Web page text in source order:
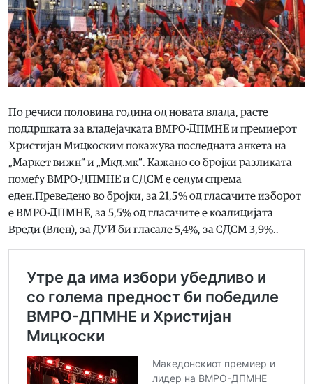
По речиси половина година од новата влада, расте
поддршката за владејачката ВМРО-ДПМНЕ и премиерот
Христијан Мицкоским покажува последната анкета на
„Маркет вижн“ и „Мкд.мк“. Кажано со бројки разликата
помеѓу ВМРО-ДПМНЕ и СДСМ е седум спрема
еден.Преведено во бројки, за 21,5 % од гласачите изборот
е ВМРО-ДПМНЕ, за 5,5% од гласачите е коалицијата
Вреди (Влен), за ДУИ би гласале 5,4%, за СДСМ 3,9%..